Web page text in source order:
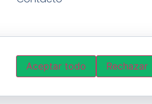
Aceptar todo Rechazar